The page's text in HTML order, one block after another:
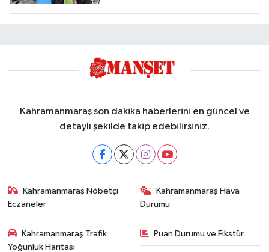
Kahramanmaraş son dakika haberlerini en güncel ve
detaylı şekilde takip edebilirsiniz.
Kahramanmaraş Nöbetçi
Eczaneler
Kahramanmaraş Hava
Durumu
Kahramanmaraş Trafik
Yoğunluk Haritası
Puan Durumu ve Fikstür